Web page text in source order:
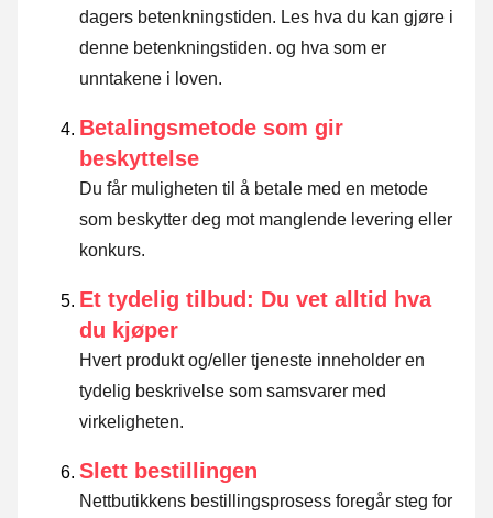
dagers betenkningstiden. Les hva du kan gjøre i
denne betenkningstiden. og hva som er
unntakene i loven.
Betalingsmetode som gir
beskyttelse
Du får muligheten til å betale med en metode
som beskytter deg mot manglende levering eller
konkurs.
Et tydelig tilbud: Du vet alltid hva
du kjøper
Hvert produkt og/eller tjeneste inneholder en
tydelig beskrivelse som samsvarer med
virkeligheten.
Slett bestillingen
Nettbutikkens bestillingsprosess foregår steg for